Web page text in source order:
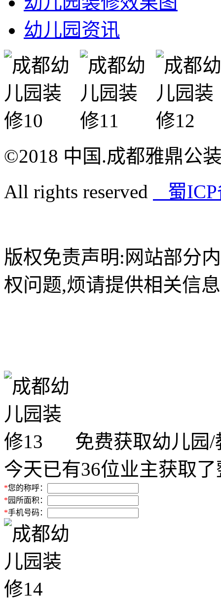
幼儿园资讯
©2018 中国.成都雅鼎公
All rights reserved
蜀
版权免责声明:网站部分
权问题,烦请提供相关信
免费获取幼儿园
今天已有36位业主获取
*您的称呼：
* 园所面积：
*手机号码：